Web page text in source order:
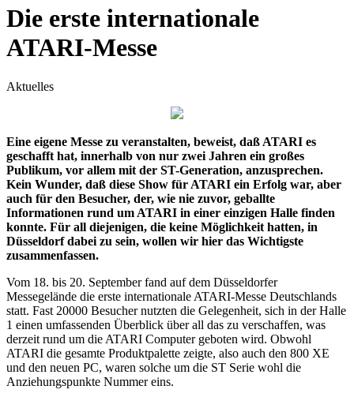
Die erste internationale
ATARI-Messe
Aktuelles
Eine eigene Messe zu veranstalten, beweist, daß ATARI es
geschafft hat, innerhalb von nur zwei Jahren ein großes
Publikum, vor allem mit der ST-Generation, anzusprechen.
Kein Wunder, daß diese Show für ATARI ein Erfolg war, aber
auch für den Besucher, der, wie nie zuvor, geballte
Informationen rund um ATARI in einer einzigen Halle finden
konnte. Für all diejenigen, die keine Möglichkeit hatten, in
Düsseldorf dabei zu sein, wollen wir hier das Wichtigste
zusammenfassen.
Vom 18. bis 20. September fand auf dem Düsseldorfer
Messegelände die erste internationale ATARI-Messe Deutschlands
statt. Fast 20000 Besucher nutzten die Gelegenheit, sich in der Halle
1 einen umfassenden Überblick über all das zu verschaffen, was
derzeit rund um die ATARI Computer geboten wird. Obwohl
ATARI die gesamte Produktpalette zeigte, also auch den 800 XE
und den neuen PC, waren solche um die ST Serie wohl die
Anziehungspunkte Nummer eins.